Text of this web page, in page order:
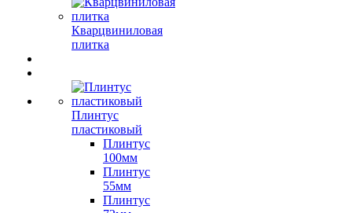
Кварцвиниловая
плитка
Плинтус
пластиковый
Плинтус
100мм
Плинтус
55мм
Плинтус